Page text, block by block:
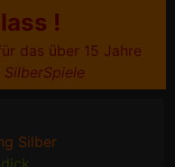
!
das über 15 Jahre
SilberSpiele
Silber